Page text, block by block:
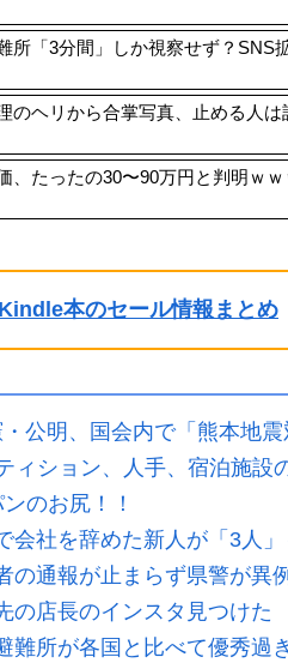
所「3分間」しか視察せず？
のヘリから合掌写真、止める人
、たったの30〜90万円と判明ｗ
本のセール情報まとめ
・公明、国会内で「熊本地
ィション、人手、宿泊施設
のお尻！！
会社を辞めた新人が「3人
の通報が止まらず県警が異
の店長のインスタ見つけた
難所が各国と比べて優秀過